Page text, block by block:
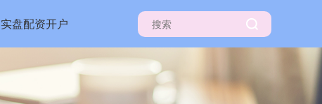
实盘配资开户